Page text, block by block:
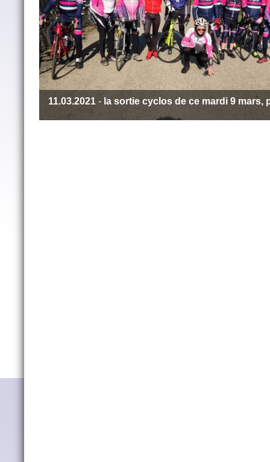
11.03.2021 - la sortie cyclos de ce mardi 9 mars,